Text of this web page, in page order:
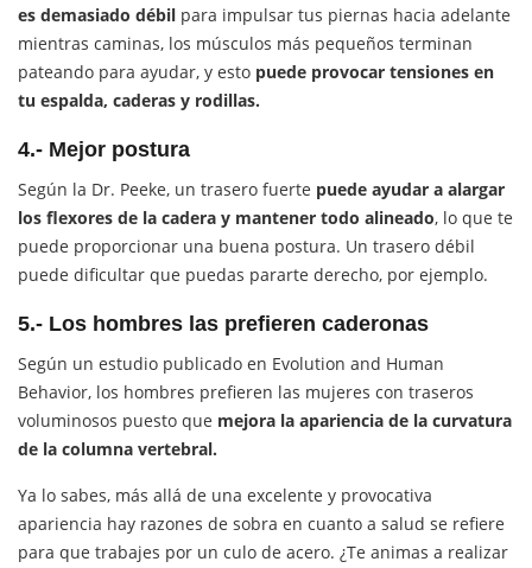
es demasiado débil para impulsar tus piernas hacia adelante
mientras caminas, los músculos más pequeños terminan
pateando para ayudar, y esto puede provocar tensiones en
tu espalda, caderas y rodillas.
4.- Mejor postura
Según la Dr. Peeke, un trasero fuerte puede ayudar a alargar
los flexores de la cadera y mantener todo alineado, lo que te
puede proporcionar una buena postura. Un trasero débil
puede dificultar que puedas pararte derecho, por ejemplo.
5.- Los hombres las prefieren caderonas
Según un estudio publicado en Evolution and Human
Behavior, los hombres prefieren las mujeres con traseros
voluminosos puesto que mejora la apariencia de la curvatura
de la columna vertebral.
Ya lo sabes, más allá de una excelente y provocativa
apariencia hay razones de sobra en cuanto a salud se refiere
para que trabajes por un culo de acero. ¿Te animas a realizar